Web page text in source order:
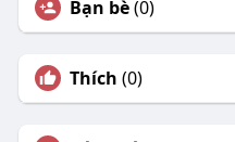
Bạn bè(0)
Thích (0)